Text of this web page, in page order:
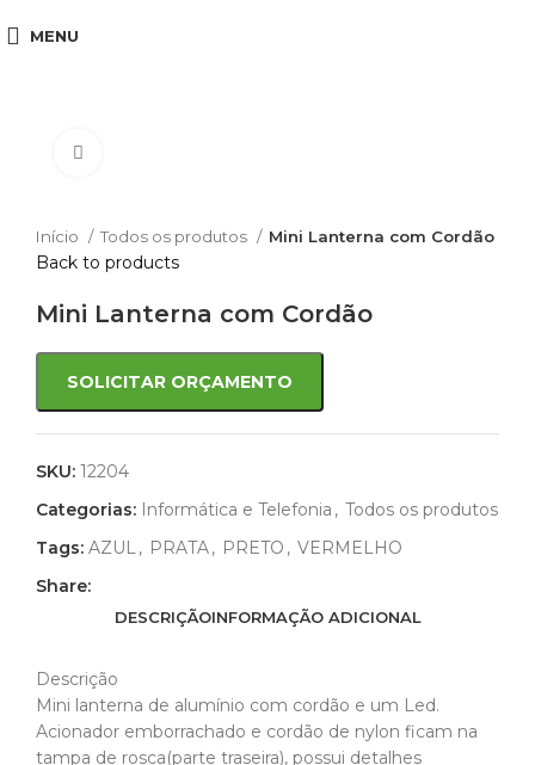
MENU
Início Todos os produtos Mini Lanterna com Cordão
Back to products
Mini Lanterna com Cordão
SOLICITAR ORÇAMENTO
SKU: 12204
Categorias: Informática e Telefonia , Todos os produtos
Tags: AZUL, PRATA, PRETO , VERMELHO
Share:
DESCRIÇÃOINFORMAÇÃO ADICIONAL
Descrição
Mini lanterna de alumínio com cordão e um Led.
Acionador emborrachado e cordão de nylon ficam na
tampa de rosca(parte traseira), possui detalhes